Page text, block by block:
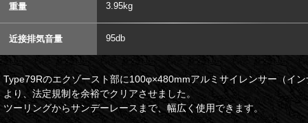
重量 3.95kg
近接排気音量 95db
Type79Rのエクゾースト部に100φ×480mmアルミサイレンサー（イ
より、法定規制を余裕でクリアさせました。
ツーリングからサンデーレースまで、幅広く使用できます。